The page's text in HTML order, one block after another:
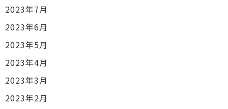
2023年7月
2023年6月
2023年5月
2023年4月
2023年3月
2023年2月